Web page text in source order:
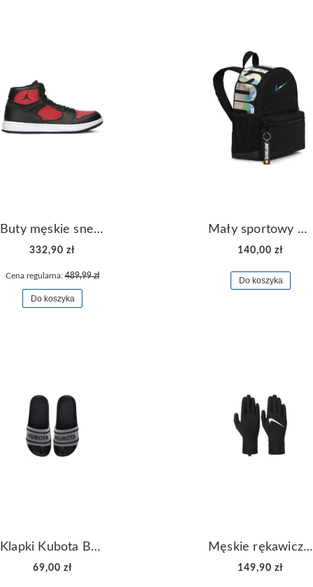
Buty męskie sneakersy Jordan Access AR3762-006
332,90 zł
Cena regularna:489,99 zł
Do koszyka
Mały sportowy plecak plecaczek Nike Brasilia JDI DR6091-017
140,00 zł
Do koszyka
Klapki Kubota Basenowe Gel Czarne
69,00 zł
Męskie rękawiczki Nike Dri-FIT Lightweight Gloves N.RG.M0.082
149,90 zł